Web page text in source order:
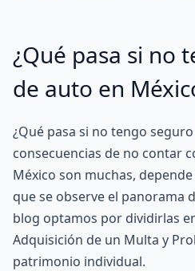
¿Qué pasa si no
de auto en
¿Qué pasa si no tengo
consecuencias de no contar
México son muchas,
que se observe el panorama
blog optamos por dividirlas
Adquisición de un Multa y
patrimonio individual.